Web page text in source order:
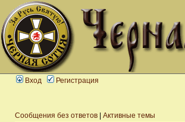
Вход Регистрация
Сообщения без ответов Активные темы